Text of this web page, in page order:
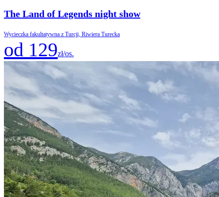
The Land of Legends night show
Wycieczka fakultatywna z Turcji, Riwiera Turecka
od 129zł/os.